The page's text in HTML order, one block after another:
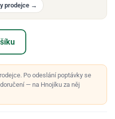
prodejce →
Po odeslání poptávky se
— na Hnojíku za něj